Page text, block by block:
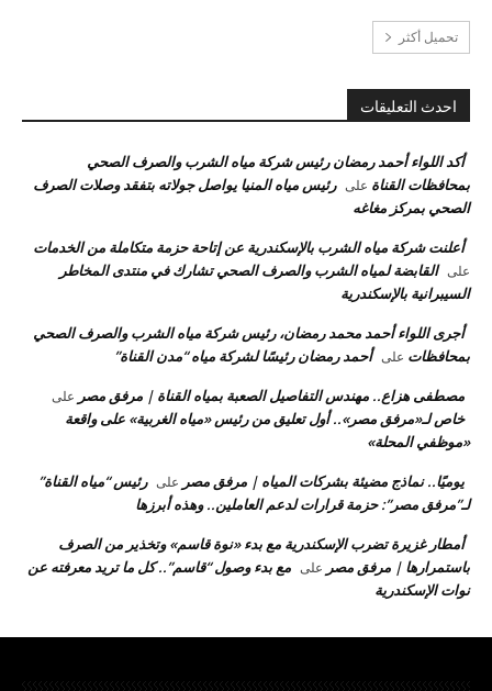
تحميل أكثر
احدث التعليقات
أكد اللواء أحمد رمضان رئيس شركة مياه الشرب والصرف الصحي
بمحافظات القناة على رئيس مياه المنيا يواصل جولاته بتفقد وصلات الصرف
الصحي بمركز مغاغه
أعلنت شركة مياه الشرب بالإسكندرية عن إتاحة حزمة متكاملة من الخدمات
على القابضة لمياه الشرب والصرف الصحي تشارك في منتدى المخاطر
السيبرانية بالإسكندرية
أجرى اللواء أحمد محمد رمضان، رئيس شركة مياه الشرب والصرف الصحي
بمحافظات على أحمد رمضان رئيسًا لشركة مياه “مدن القناة”
مصطفى هزاع.. مهندس التفاصيل الصعبة بمياه القناة | مرفق مصر على
خاص لـ«مرفق مصر».. أول تعليق من رئيس «مياه الغربية» على واقعة
«موظفي المحلة»
يوميًا.. نماذج مضيئة بشركات المياه | مرفق مصر على رئيس “مياه القناة”
لـ”مرفق مصر”: حزمة قرارات لدعم العاملين.. وهذه أبرزها
أمطار غزيرة تضرب الإسكندرية مع بدء «نوة قاسم» وتخذير من الصرف
باستمرارها | مرفق مصر على مع بدء وصول “قاسم”.. كل ما تريد معرفته عن
نوات الإسكندرية